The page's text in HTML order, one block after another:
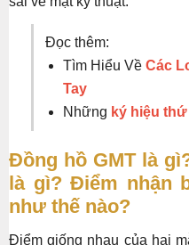
Đọc thêm:
Tìm Hiểu Về Các
Tay
Những ký hiệu
Đồng hồ GMT là
là gì? Điểm nhận
như thế nào?
Điểm giống nhau của hai